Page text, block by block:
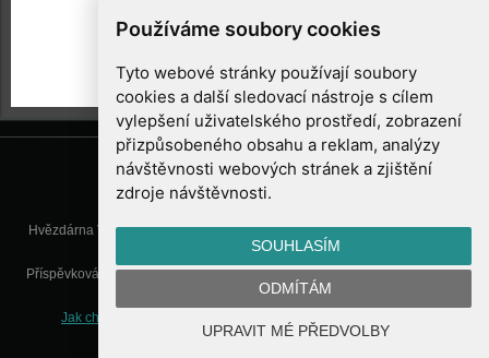
Používáme soubory cookies
Tyto webové stránky používají soubory
cookies a další sledovací nástroje s cílem
vylepšení uživatelského prostředí, zobrazení
přizpůsobeného obsahu a reklam, analýzy
návštěvnosti webových stránek a zjištění
zdroje návštěvnosti.
SOUHLASÍM
ODMÍTÁM
UPRAVIT MÉ PŘEDVOLBY
TECHNIKA A KOSMICKÉ
TECHNOLOGIE
Hvězdárna Valašské Meziříčí, příspěvková organizace, Vsetínská 78, 757
01 Valašské Meziříčí
Příspěvková organizace Zlínského kraje. Telefon:571 611 928, Mobil:777
info@astrovm.cz
Jak chráníme Vaše osobní údaje
WebConsult.cz